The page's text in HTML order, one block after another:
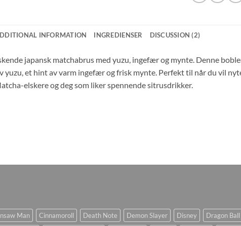
INFORMATION INGREDIENSER DISCUSSION (2)
japansk matchabrus med yuzu, ingefær og mynte. Denne
yuzu, et hint av varm ingefær og frisk mynte. Perfekt til når du vil
elskere og deg som liker spennende sitrusdrikker.
Man Cinnamoroll Death Note Demon Slayer Disney Dragon Ball